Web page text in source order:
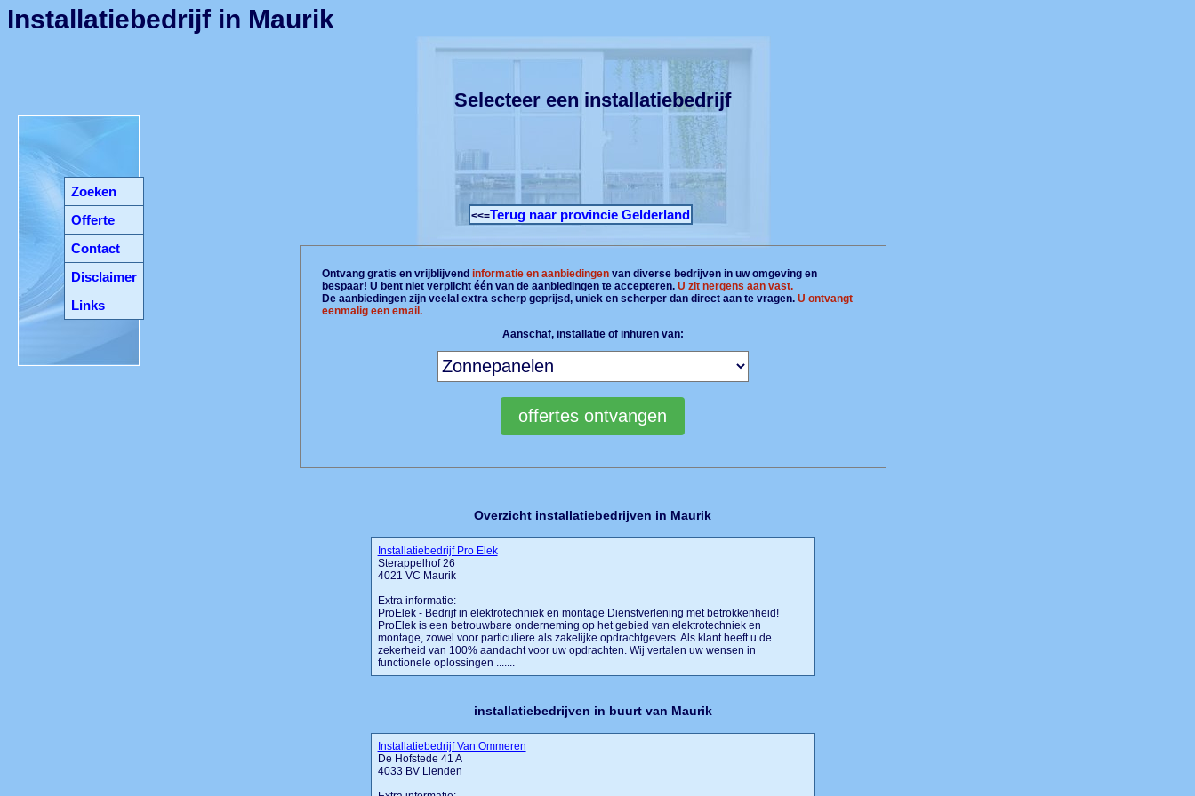
Zoeken
Offerte
Contact
Disclaimer
Links
Installatiebedrijf in Maurik
Selecteer een installatiebedrijf
<<=Terug naar provincie Gelderland
Ontvang gratis en vrijblijvend informatie en aanbiedingenvan diverse bedrijven in uw omgeving en
bespaar! U bent niet verplicht één van de aanbiedingen te accepteren. U zit nergens aan vast.
De aanbiedingen zijn veelal extra scherp geprijsd, uniek en scherper dan direct aan te vragen. U ontvangt
eenmalig een email.
Aanschaf, installatie of inhuren van:
Overzicht installatiebedrijven in Maurik
Installatiebedrijf Pro Elek
Sterappelhof 26
4021 VC Maurik
Extra informatie:
ProElek - Bedrijf in elektrotechniek en montage Dienstverlening met betrokkenheid!
ProElek is een betrouwbare onderneming op het gebied van elektrotechniek en
montage, zowel voor particuliere als zakelijke opdrachtgevers. Als klant heeft u de
zekerheid van 100% aandacht voor uw opdrachten. Wij vertalen uw wensen in
functionele oplossingen .......
installatiebedrijven in buurt van Maurik
Installatiebedrijf Van Ommeren
De Hofstede 41 A
4033 BV Lienden